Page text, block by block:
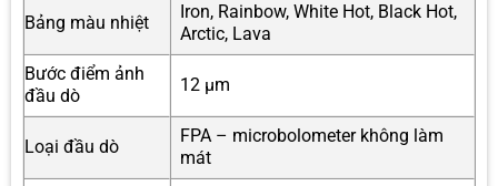
Bảng màu nhiệt
Iron, Rainbow, White Hot, Black Hot,
Arctic, Lava
Bước điểm ảnh
đầu dò
12 µm
Loại đầu dò
FPA – microbolometer không làm
mát